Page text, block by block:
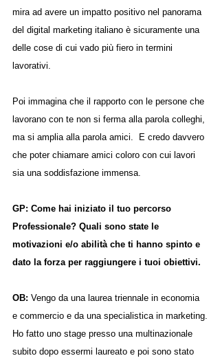
mira ad avere un impatto positivo nel panorama
del digital marketing italiano è sicuramente una
delle cose di cui vado più fiero in termini
lavorativi.
Poi immagina che il rapporto con le persone che
lavorano con te non si ferma alla parola colleghi,
ma si amplia alla parola amici.  E credo davvero
che poter chiamare amici coloro con cui lavori
sia una soddisfazione immensa.
GP: Come hai iniziato il tuo percorso
Professionale? Quali sono state le
motivazioni e/o abilità che ti hanno spinto e
dato la forza per raggiungere i tuoi obiettivi.
OB: Vengo da una laurea triennale in economia
e commercio e da una specialistica in marketing.
Ho fatto uno stage presso una multinazionale
subito dopo essermi laureato e poi sono stato